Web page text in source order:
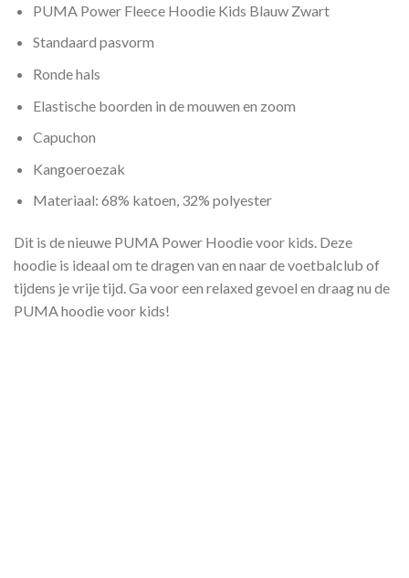
PUMA Power Fleece Hoodie Kids Blauw Zwart
Standaard pasvorm
Ronde hals
Elastische boorden in de mouwen en zoom
Capuchon
Kangoeroezak
Materiaal: 68% katoen, 32% polyester
Dit is de nieuwe PUMA Power Hoodie voor kids. Deze
hoodie is ideaal om te dragen van en naar de voetbalclub of
tijdens je vrije tijd. Ga voor een relaxed gevoel en draag nu de
PUMA hoodie voor kids!